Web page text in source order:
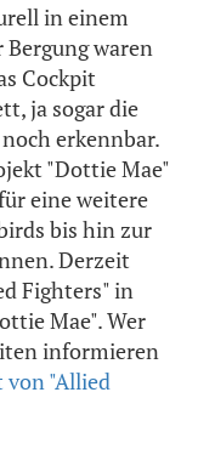
in einem
waren
Cockpit
ja sogar die
erkennbar.
"Dottie Mae"
eine weitere
bis hin zur
Derzeit
Fighters" in
Mae". Wer
informieren
"Allied